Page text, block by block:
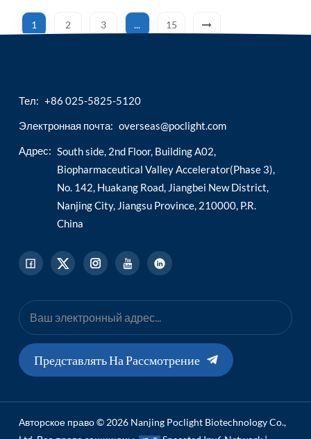
изменений не влияют н...
1 2 3 ... 15
Тел: +86 025-5825-5120
Электронная почта: overseas@poclight.com
Адрес: South side, 2nd Floor, Building A02,
Biopharmaceutical Valley Accelerator(Phase 3),
No. 142, Huakang Road, Jiangbei New District,
Nanjing City, Jiangsu Province, 210000, P.R.
China
Представлять На Рассмотрение
Авторское право © 2026 Nanjing Poclight Biotechnology Co.,